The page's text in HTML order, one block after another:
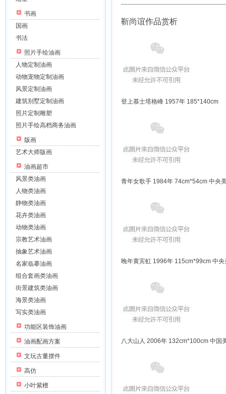
书画
国画
书法
照片手绘油画
人物定制油画
动物宠物定制油画
风景定制油画
建筑别墅定制油画
照片定制雕塑
照片手绘高档商务油画
版画
艺术大师版画
油画超市
风景类油画
人物类油画
静物类油画
花卉类油画
动物类油画
宗教艺术油画
抽象艺术油画
名家临摹油画
组合套画类油画
街景建筑类油画
海景类油画
写实类油画
功能区装饰油画
油画配画方案
文玩古董摆件
高仿
小叶紫檀
靳尚谊作品赏析
登上慕士塔格峰 1957年 185*140cm
青年女歌手 1984年 74cm*54cm 中央
晚年黄宾虹 1996年 115cm*99cm 中
八大山人 2006年 132cm*100cm 中国